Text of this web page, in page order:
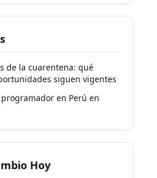
de la cuarentena: qué
siguen vigentes
en Perú en
Hoy